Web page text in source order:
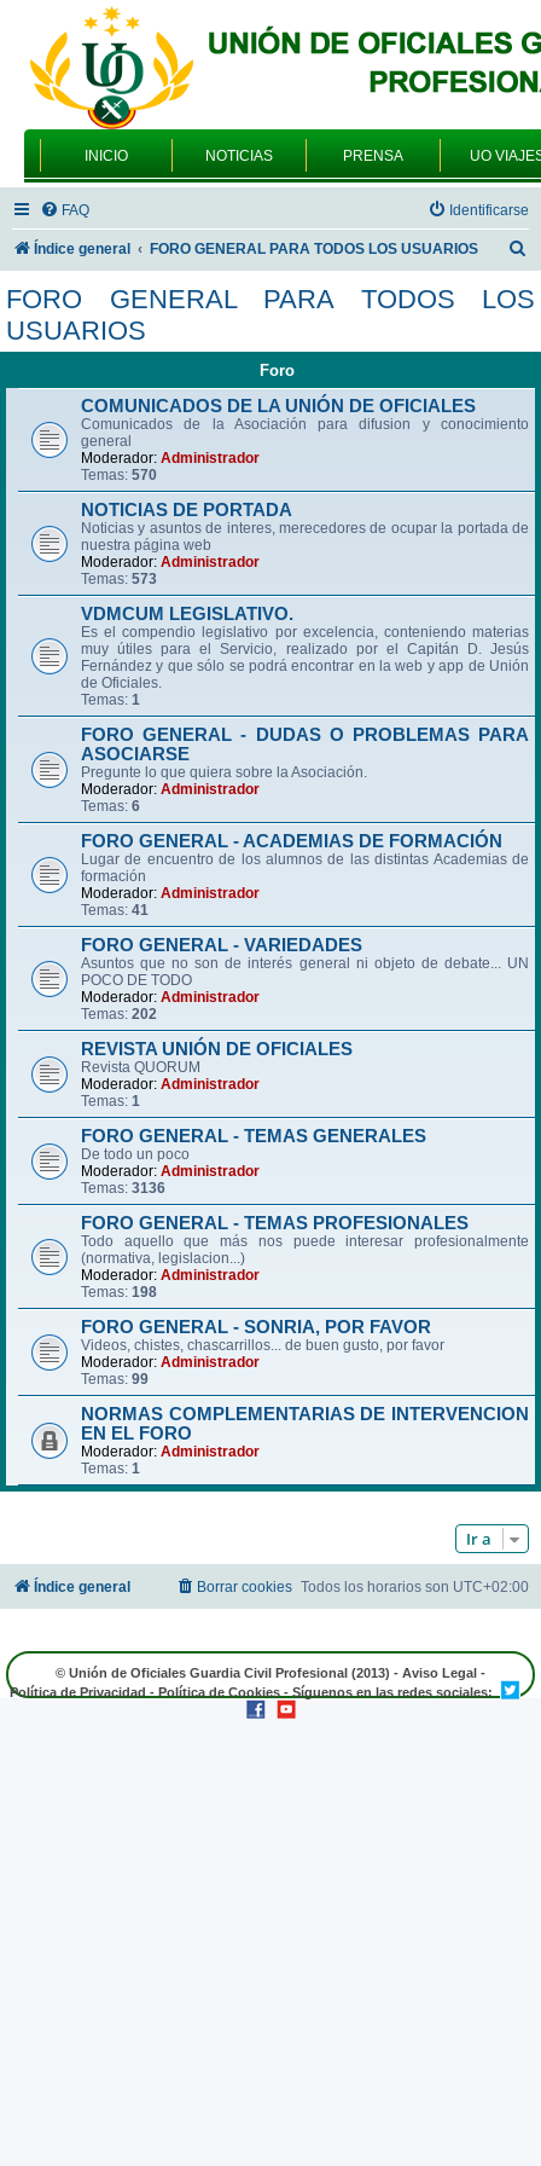
INICIO NOTICIAS PRENSA UO
FAQ Identificarse
Índice general FORO GENERAL PARA TODOS LOS USUARIOS
s
FORO GENERAL PARA TODOS LOS
USUARIOS
Foro
COMUNICADOS DE LA UNIÓN DE OFICIALES
Comunicados de la Asociación para difusion y conocimiento
general
Moderador: Administrador
Temas: 570
NOTICIAS DE PORTADA
Noticias y asuntos de interes, merecedores de ocupar la portada de
nuestra página web
Moderador: Administrador
Temas: 573
VDMCUM LEGISLATIVO.
Es el compendio legislativo por excelencia, conteniendo materias
muy útiles para el Servicio, realizado por el Capitán D. Jesús
Fernández y que sólo se podrá encontrar en la web y app de Unión
de Oficiales.
Temas: 1
FORO GENERAL - DUDAS O PROBLEMAS PARA
ASOCIARSE
Pregunte lo que quiera sobre la Asociación.
Moderador: Administrador
Temas: 6
FORO GENERAL - ACADEMIAS DE FORMACIÓN
Lugar de encuentro de los alumnos de las distintas Academias de
formación
Moderador: Administrador
Temas: 41
FORO GENERAL - VARIEDADES
Asuntos que no son de interés general ni objeto de debate... UN
POCO DE TODO
Moderador: Administrador
Temas: 202
REVISTA UNIÓN DE OFICIALES
Revista QUORUM
Moderador: Administrador
Temas: 1
FORO GENERAL - TEMAS GENERALES
De todo un poco
Moderador: Administrador
Temas: 3136
FORO GENERAL - TEMAS PROFESIONALES
Todo aquello que más nos puede interesar profesionalmente
(normativa, legislacion...)
Moderador: Administrador
Temas: 198
FORO GENERAL - SONRIA, POR FAVOR
Videos, chistes, chascarrillos... de buen gusto, por favor
Moderador: Administrador
Temas: 99
NORMAS COMPLEMENTARIAS DE INTERVENCION
EN EL FORO
Moderador: Administrador
Temas: 1
Ir a
Índice general Todos los horarios son UTC+02:00
Borrar cookies
© Unión de Oficiales Guardia Civil Profesional (2013) - Aviso Legal -
Política de Privacidad - Política de Cookies - Síguenos en las redes sociales: